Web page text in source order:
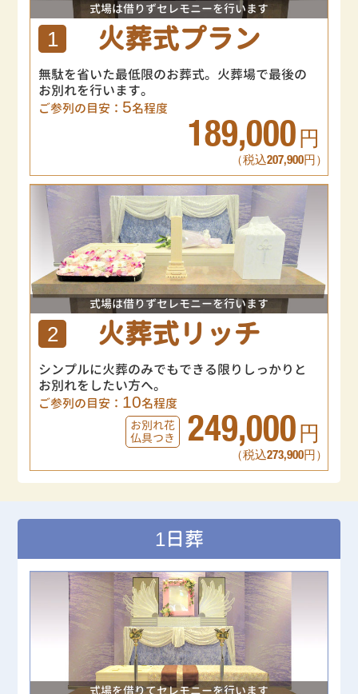
式場は借りずセレモニーを行います
1 火葬式プラン
無駄を省いた最低限のお葬式。火葬場で最後の
お別れを行います。
ご参列の目安： 5名程度
189,000 円
（税込207,900円）
式場は借りずセレモニーを行います
2 火葬式リッチ
シンプルに火葬のみでもできる限りしっかりと
お別れをしたい方へ。
ご参列の目安： 10名程度
お別れ花
仏具つき
249,000 円
（税込273,900円）
1日葬
式場を借りてセレモニーを行います